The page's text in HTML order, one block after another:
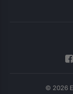
© 2026